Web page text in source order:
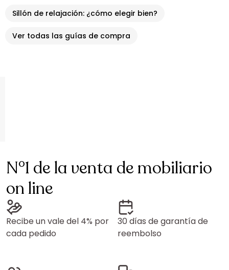
Sillón de relajación: ¿cómo elegir bien?
Ver todas las guías de compra
N°1 de la venta de mobiliario
on line
Recibe un vale del 4% por
cada pedido
30 días de garantía de
reembolso